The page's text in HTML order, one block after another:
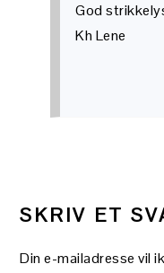
God
Kh Lene
SKRIV ET
Din e-mailadresse vil